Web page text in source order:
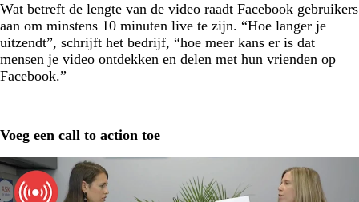
Wat betreft de lengte van de video raadt Facebook gebruikers
aan om minstens 10 minuten live te zijn. “Hoe langer je
uitzendt”, schrijft het bedrijf, “hoe meer kans er is dat
mensen je video ontdekken en delen met hun vrienden op
Facebook.”
Voeg een call to action toe